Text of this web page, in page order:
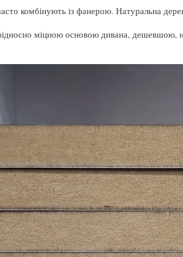
комбінують із фанерою. Натуральна
міцною основою дивана, дешевшою,